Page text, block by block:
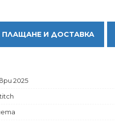
ПЛАЩАНЕ И ДОСТАВКА
2025